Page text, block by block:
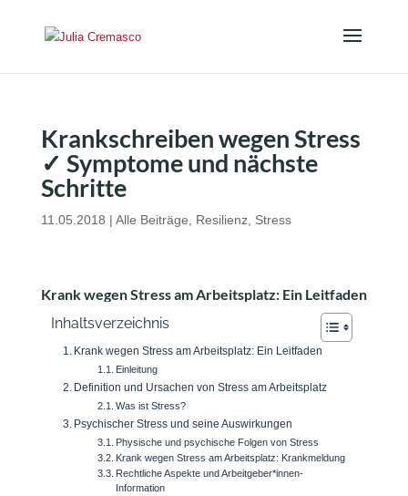
Krankschreiben wegen Stress
✓ Symptome und nächste
Schritte
11.05.2018 | Alle Beiträge Resilienz, Stress
Krank wegen Stress am Arbeitsplatz: Ein Leitfaden
Inhaltsverzeichnis
Krank wegen Stress am Arbeitsplatz: Ein Leitfaden
Einleitung
Definition und Ursachen von Stress am Arbeitsplatz
Was ist Stress?
Psychischer Stress und seine Auswirkungen
Physische und psychische Folgen von Stress
Krank wegen Stress am Arbeitsplatz: Krankmeldung
Rechtliche Aspekte und Arbeitgeber*innen-
Information